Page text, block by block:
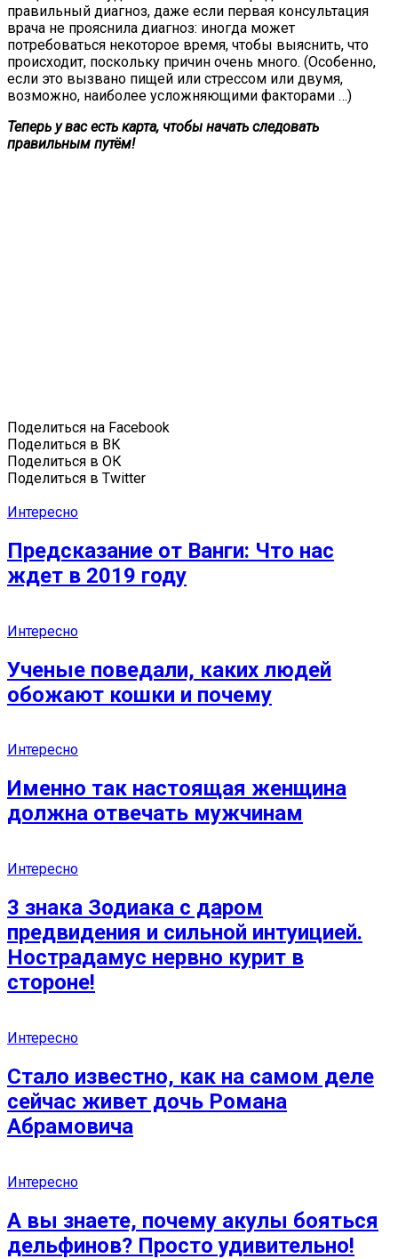
правильный диагноз, даже если первая консультация
врача не прояснила диагноз: иногда может
потребоваться некоторое время, чтобы выяснить, что
происходит, поскольку причин очень много. (Особенно,
если это вызвано пищей или стрессом или двумя,
возможно, наиболее усложняющими факторами …)
Теперь у вас есть карта, чтобы начать следовать
правильным путём!
Поделиться на Facebook
Поделиться в ВК
Поделиться в ОК
Поделиться в Twitter
Интересно
Предсказание от Ванги: Что нас
ждет в 2019 году
Интересно
Ученые поведали, каких людей
обожают кошки и почему
Интересно
Именно так настоящая женщина
должна отвечать мужчинам
Интересно
3 знака Зодиака с даром
предвидения и сильной интуицией.
Нострадамус нервно курит в
стороне!
Интересно
Стало известно, как на самом деле
сейчас живет дочь Романа
Абрамовича
Интересно
А вы знаете, почему акулы бояться
дельфинов? Просто удивительно!